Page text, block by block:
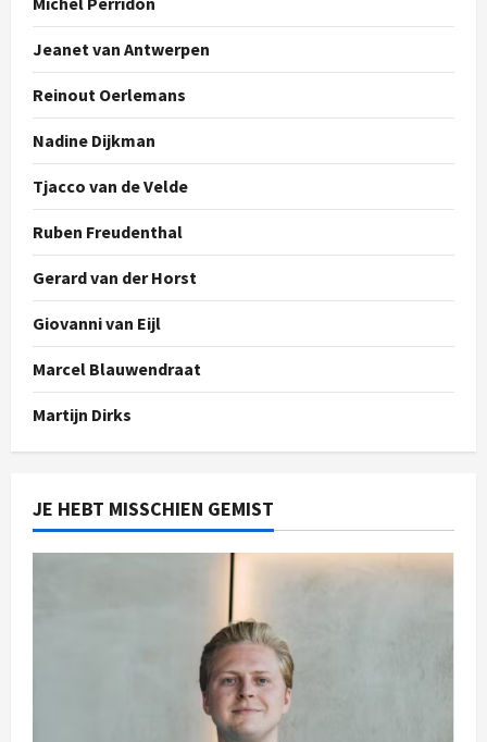
Jeanet van Antwerpen
Reinout Oerlemans
Nadine Dijkman
Tjacco van de Velde
Ruben Freudenthal
Gerard van der Horst
Giovanni van Eijl
Marcel Blauwendraat
Martijn Dirks
JE HEBT MISSCHIEN GEMIST